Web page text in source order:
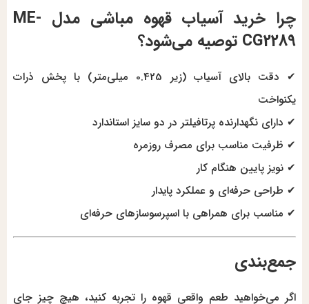
چرا خرید آسیاب قهوه مباشی مدل ME-
CG2289 توصیه می‌شود؟
✔‌ دقت بالای آسیاب (زیر 0.425 میلی‌متر) با پخش ذرات
یکنواخت
✔ دارای نگهدارنده پرتافیلتر در دو سایز استاندارد
✔ ظرفیت مناسب برای مصرف روزمره
✔ نویز پایین هنگام کار
✔ طراحی حرفه‌ای و عملکرد پایدار
✔ مناسب برای همراهی با اسپرسوسازهای حرفه‌ای
جمع‌بندی
اگر می‌خواهید طعم واقعی قهوه را تجربه کنید، هیچ چیز جای